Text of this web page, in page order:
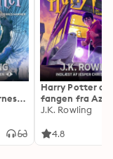
Harry Potter og
fangen fra
J.K. Rowling
4.8